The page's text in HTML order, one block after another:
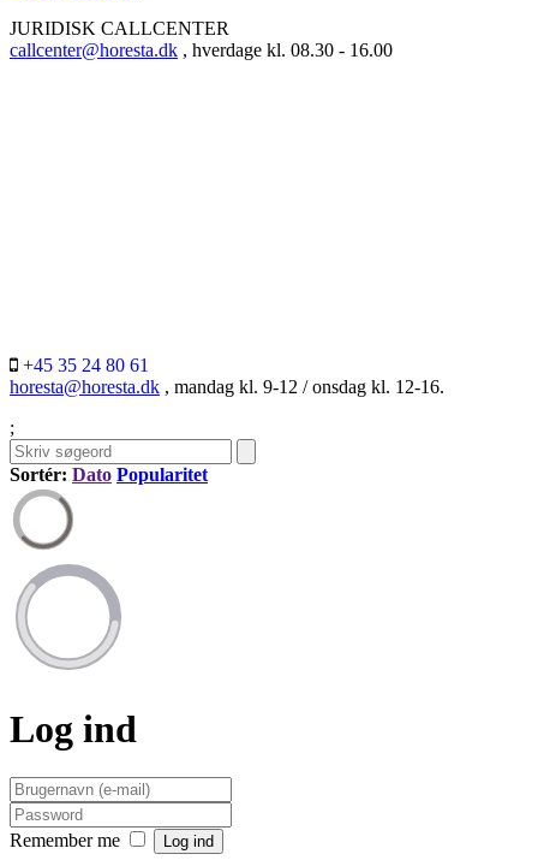
JURIDISK CALLCENTER
callcenter@horesta.dk , hverdage kl. 08.30 - 16.00
+45 35 24 80 61
horesta@horesta.dk , mandag kl. 9-12 / onsdag kl. 12-16.
;
Sortér: Dato Popularitet
Log ind
Remember me